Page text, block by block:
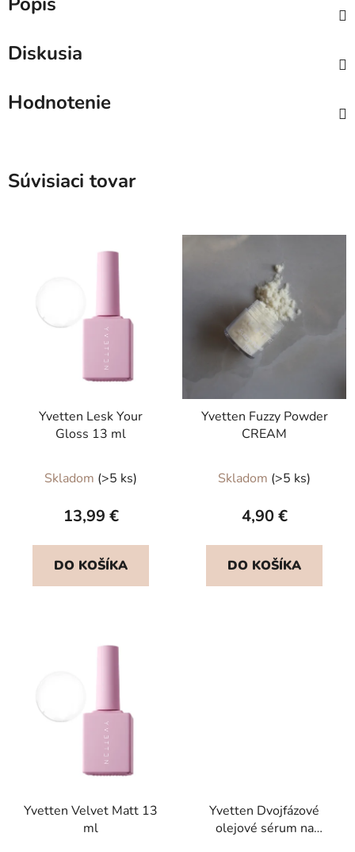
Diskusia
Hodnotenie
Súvisiaci tovar
Yvetten Lesk Your
Gloss 13 ml
Skladom (>5 ks)
13,99 €
DO KOŠÍKA
Yvetten Fuzzy Powder
CREAM
Skladom (>5 ks)
4,90 €
DO KOŠÍKA
Yvetten Velvet Matt 13
ml
Yvetten Dvojfázové
olejové sérum na